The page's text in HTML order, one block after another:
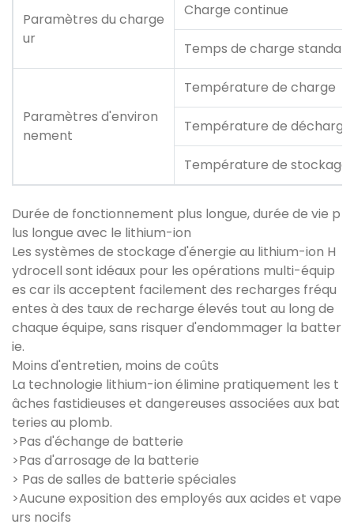
Paramètres du charge
ur
Charge continue
Temps de charge standard
Paramètres d'environ
nement
Température de charge
Température de décharge
Température de stockage
Durée de fonctionnement plus longue, durée de vie p
lus longue avec le lithium-ion
Les systèmes de stockage d'énergie au lithium-ion H
ydrocell sont idéaux pour les opérations multi-équip
es car ils acceptent facilement des recharges fréqu
entes à des taux de recharge élevés tout au long de
chaque équipe, sans risquer d'endommager la batter
ie.
Moins d'entretien, moins de coûts
La technologie lithium-ion élimine pratiquement les t
âches fastidieuses et dangereuses associées aux bat
teries au plomb.
>Pas d'échange de batterie
>Pas d'arrosage de la batterie
> Pas de salles de batterie spéciales
>Aucune exposition des employés aux acides et vape
urs nocifs